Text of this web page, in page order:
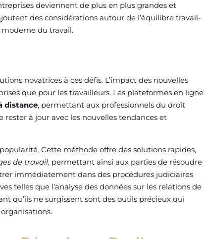
deviennent de plus en plus grandes et
des considérations autour de l’équilibre travail-
moderne du travail.
novatrices à ces défis. L’impact des nouvelles
que pour les travailleurs. Les plateformes en ligne
distance, permettant aux professionnels du droit
rester à jour avec les nouvelles tendances et
Cette méthode offre des solutions rapides,
de travail, permettant ainsi aux parties de résoudre
immédiatement dans des procédures judiciaires
telles que l’analyse des données sur les relations de
qu’ils ne surgissent sont des outils précieux qui